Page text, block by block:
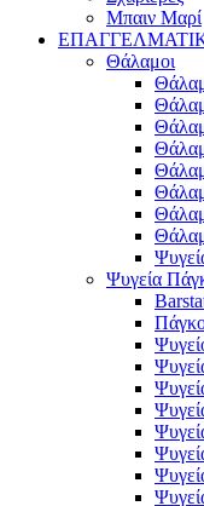
Μπαιν Μαρί
Θάλαμοι
Ψυγεία